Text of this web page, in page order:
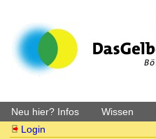
Neu hier? Infos Wissen
Login